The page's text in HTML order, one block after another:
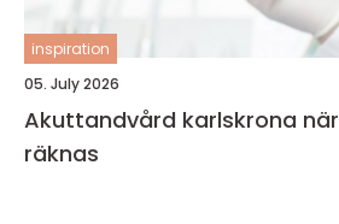
inspiration
05. July 2026
Akuttandvård karlskrona när varje minut
räknas